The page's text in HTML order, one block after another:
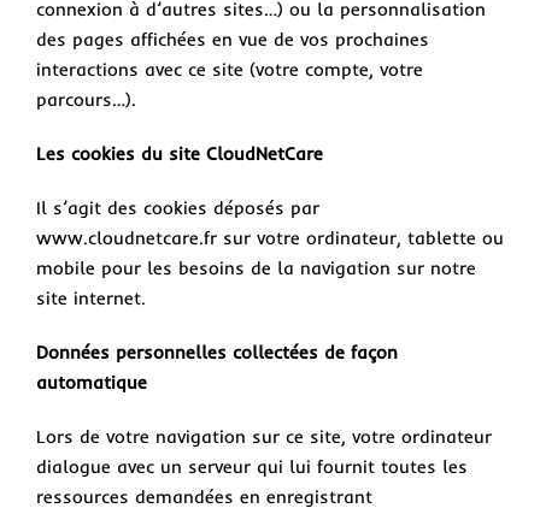
connexion à d’autres sites…) ou la personnalisation
des pages affichées en vue de vos prochaines
interactions avec ce site (votre compte, votre
parcours…).
Les cookies du site CloudNetCare
Il s’agit des cookies déposés par
www.cloudnetcare.fr sur votre ordinateur, tablette ou
mobile pour les besoins de la navigation sur notre
site internet.
Données personnelles collectées de façon
automatique
Lors de votre navigation sur ce site, votre ordinateur
dialogue avec un serveur qui lui fournit toutes les
ressources demandées en enregistrant